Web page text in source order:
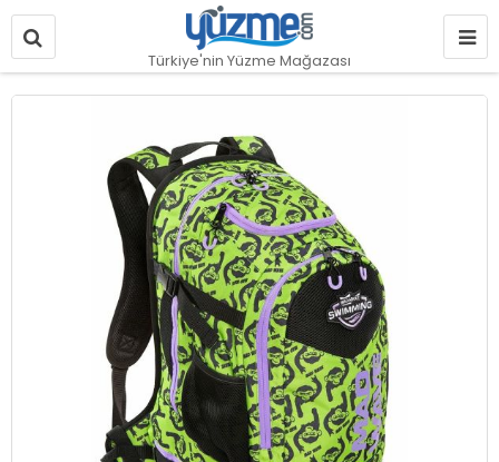
Türkiye'nin Yüzme Mağazası
Resim